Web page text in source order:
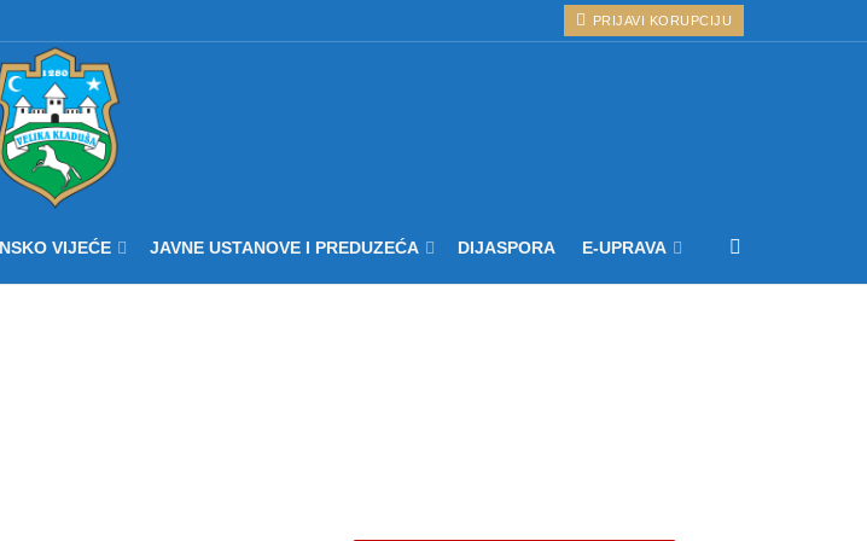
PRIJAVI KORUPCIJU
VIJEĆE JAVNE USTANOVE I PREDUZEĆA DIJASPORA E-UPRAVA